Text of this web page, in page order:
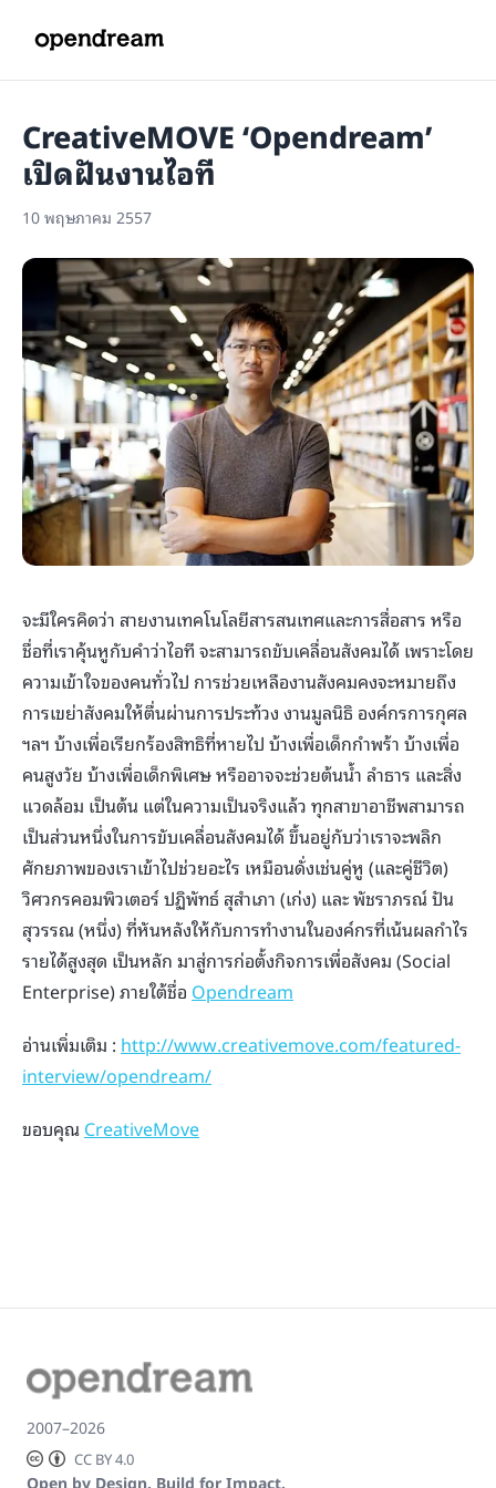
CreativeMOVE ‘Opendream’
เปิดฝันงานไอที
10 พฤษภาคม 2557
จะมีใครคิดว่า สายงานเทคโนโลยีสารสนเทศและการสื่อสาร หรือ
ชื่อที่เราคุ้นหูกับคำว่าไอที จะสามารถขับเคลื่อนสังคมได้ เพราะโดย
ความเข้าใจของคนทั่วไป การช่วยเหลืองานสังคมคงจะหมายถึง
การเขย่าสังคมให้ตื่นผ่านการประท้วง งานมูลนิธิ องค์กรการกุศล
ฯลฯ บ้างเพื่อเรียกร้องสิทธิที่หายไป บ้างเพื่อเด็กกำพร้า บ้างเพื่อ
คนสูงวัย บ้างเพื่อเด็กพิเศษ หรืออาจจะช่วยต้นน้ำ ลำธาร และสิ่ง
แวดล้อม เป็นต้น แต่ในความเป็นจริงแล้ว ทุกสาขาอาชีพสามารถ
เป็นส่วนหนึ่งในการขับเคลื่อนสังคมได้ ขึ้นอยู่กับว่าเราจะพลิก
ศักยภาพของเราเข้าไปช่วยอะไร เหมือนดั่งเช่นคู่หู (และคู่ชีวิต)
วิศวกรคอมพิวเตอร์ ปฏิพัทธ์ สุสำเภา (เก่ง) และ พัชราภรณ์ ปัน
สุวรรณ (หนึ่ง) ที่หันหลังให้กับการทำงานในองค์กรที่เน้นผลกำไร
รายได้สูงสุด เป็นหลัก มาสู่การก่อตั้งกิจการเพื่อสังคม (Social
Enterprise) ภายใต้ชื่อ Opendream
อ่านเพิ่มเติม : http://www.creativemove.com/featured-
interview/opendream/
ขอบคุณCreativeMove
2007–2026
CC BY 4.0
Open by Design. Build for Impact.